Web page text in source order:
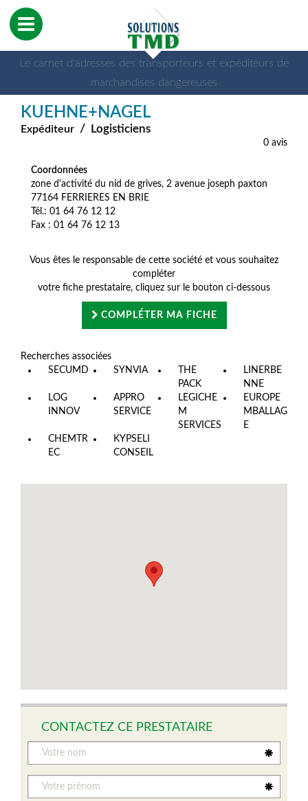
Le carnet d'adresses des transporteurs et expéditeurs de
marchandises dangereuses
KUEHNE+NAGEL
Expéditeur / Logisticiens
0 avis
Coordonnées
zone d'activité du nid de grives, 2 avenue joseph paxton
77164 FERRIERES EN BRIE
Tél.: 01 64 76 12 12
Fax : 01 64 76 12 13
Vous êtes le responsable de cette société et vous souhaitez
compléter
votre fiche prestataire, cliquez sur le bouton ci-dessous
COMPLÉTER MA FICHE
Recherches associées
SECUMD
SYNVIA
THE
PACK
LINERBE
NNE
LOG
INNOV
APPRO
SERVICE
LEGICHE
M
SERVICES
EUROPE
MBALLAG
E
CHEMTR
EC
KYPSELI
CONSEIL
CONTACTEZ CE PRESTATAIRE